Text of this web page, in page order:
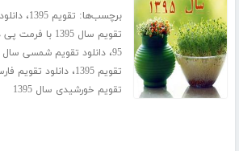
برچسب‌ها: تقویم 1395 ،
تقویم سال 1395 با فرمت پی دی اف
95،دانلود تقویم شمسی سال
تقویم 1395
،دانلود تقویم
تقویم خورشیدی سال 1395